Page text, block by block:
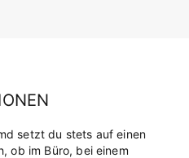
setzt du stets auf einen
ob im Büro, bei einem